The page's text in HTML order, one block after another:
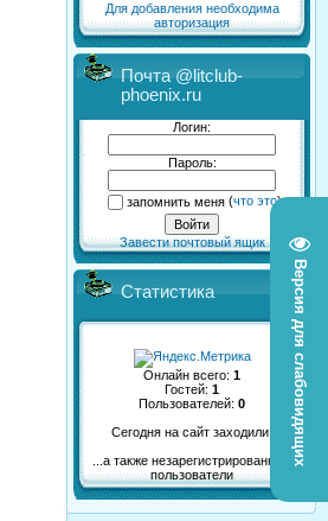
Версия для слабовидящих
Для добавления необходима
авторизация
Почта @litclub-
phoenix.ru
Логин:
Пароль:
запомнить меня(что это)
Завести почтовый ящик
Статистика
Онлайн всего: 1
Гостей: 1
Пользователей: 0
Сегодня на сайт заходили:
...а также незарегистрированные
пользователи